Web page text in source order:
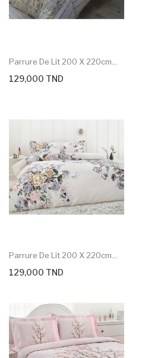
Parrure De Lit 200 X 220cm...
129,000 TND
Parrure De Lit 200 X 220cm...
129,000 TND